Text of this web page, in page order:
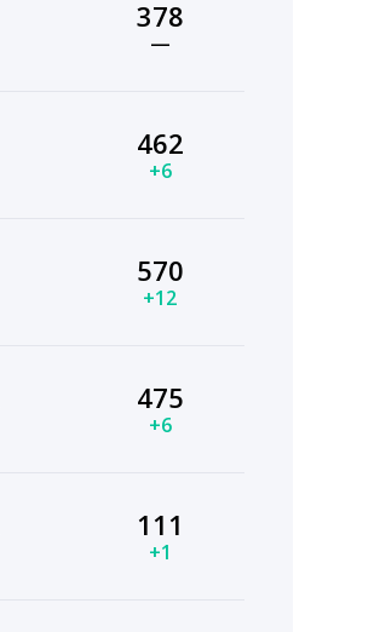
378
—
462
+6
570
+12
475
+6
111
+1